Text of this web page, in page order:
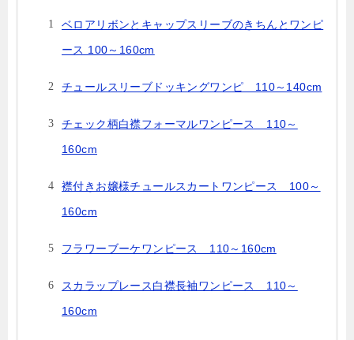
ベロアリボンとキャップスリーブのきちんとワンピ
ース 100～160cm
チュールスリーブドッキングワンピ 110～140cm
チェック柄白襟フォーマルワンピース 110～
160cm
襟付きお嬢様チュールスカートワンピース 100～
160cm
フラワーブーケワンピース 110～160cm
スカラップレース白襟長袖ワンピース 110～
160cm